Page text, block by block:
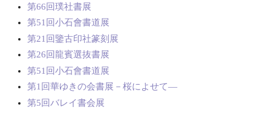
第66回璞社書展
第51回小石會書道展
第21回鑒古印社篆刻展
第26回龍賓選抜書展
第51回小石會書道展
第1回華ゆきの会書展－桜によせて―
第5回バレイ書会展